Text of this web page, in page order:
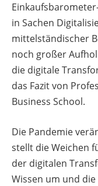
in Sachen
mittelständischer
noch großer
die digitale
das Fazit von
Business School.
Die Pandemie
stellt die Weichen
der digitalen
Wissen um und